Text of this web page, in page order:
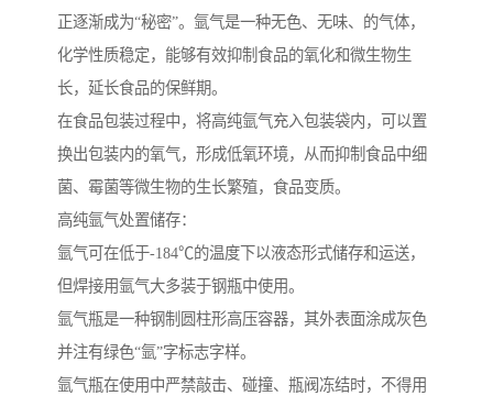
正逐渐成为“秘密”。氩气是一种无色、无味、的气体，
化学性质稳定，能够有效抑制食品的氧化和微生物生
长，延长食品的保鲜期。
在食品包装过程中，将高纯氩气充入包装袋内，可以置
换出包装内的氧气，形成低氧环境，从而抑制食品中细
菌、霉菌等微生物的生长繁殖，食品变质。
高纯氩气处置储存：
氩气可在低于-184℃的温度下以液态形式储存和运送，
但焊接用氩气大多装于钢瓶中使用。
氩气瓶是一种钢制圆柱形高压容器，其外表面涂成灰色
并注有绿色“氩”字标志字样。
氩气瓶在使用中严禁敲击、碰撞、瓶阀冻结时，不得用